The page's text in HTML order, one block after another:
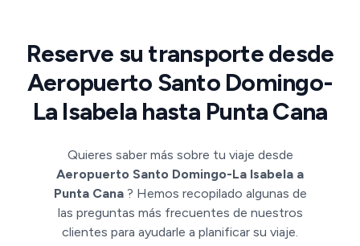
Reserve su transporte desde
Aeropuerto Santo Domingo-
La Isabela hasta Punta Cana
Quieres saber más sobre tu viaje desde
Aeropuerto Santo Domingo-La Isabela a
Punta Cana ? Hemos recopilado algunas de
las preguntas más frecuentes de nuestros
clientes para ayudarle a planificar su viaje.